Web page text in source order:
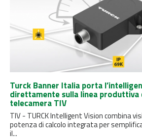
Turck Banner Italia porta
direttamente sulla linea produttiva
telecamera TIV
TIV - TURCK Intelligent Vision combina
potenza di calcolo integrata per
il...